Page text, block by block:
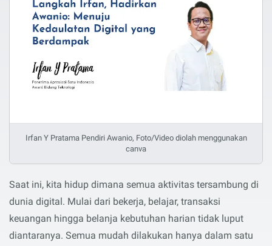
Irfan Y Pratama Pendiri Awanio, Foto/Video diolah menggunakan
canva
Saat ini, kita hidup dimana semua aktivitas tersambung di
dunia digital. Mulai dari bekerja, belajar, transaksi
keuangan hingga belanja kebutuhan harian tidak luput
diantaranya. Semua mudah dilakukan hanya dalam satu